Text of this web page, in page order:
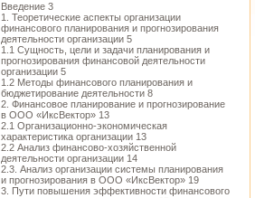
Введение 3
1. Теоретические аспекты организации
финансового планирования и прогнозирования
деятельности организации 5
1.1 Сущность, цели и задачи планирования и
прогнозирования финансовой деятельности
организации 5
1.2 Методы финансового планирования и
бюджетирование деятельности 8
2. Финансовое планирование и прогнозирование
в ООО «ИксВектор» 13
2.1 Организационно-экономическая
характеристика организации 13
2.2 Анализ финансово-хозяйственной
деятельности организации 14
2.3. Анализ организации системы планирования
и прогнозирования в ООО «ИксВектор» 19
3. Пути повышения эффективности финансового